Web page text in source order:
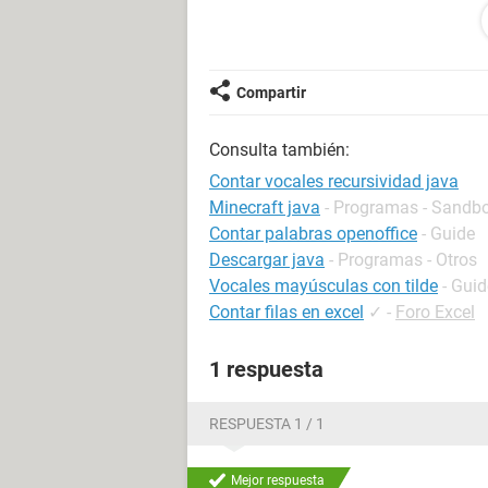
//i=posición de cada carácter
string c;
c=cadena[i];
if(cadena.length()==0)
{
return 0;
}
else
return
else
Compartir
Consulta también:
Contar vocales recursividad java
Minecraft java - Programas -
Contar palabras openoffice - Guide
Descargar java - Programas - Otros
Vocales mayúsculas con tilde -
Contar filas en excel ✓ - Foro Excel
1 respuesta
RESPUESTA 1 / 1
Mejor respuesta